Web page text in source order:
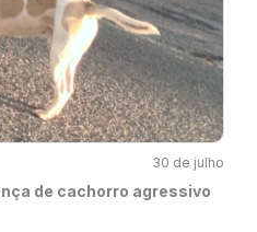
30 de julho
de cachorro agressivo